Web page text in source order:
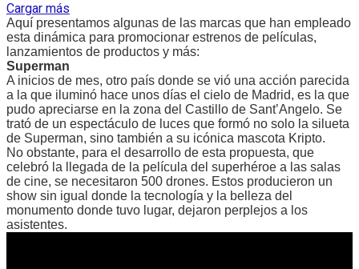
Cargar más
Aquí presentamos algunas de las marcas que han empleado
esta dinámica para promocionar estrenos de películas,
lanzamientos de productos y más:
Superman
A inicios de mes, otro país donde se vió una acción parecida
a la que iluminó hace unos días el cielo de Madrid, es la que
pudo apreciarse en la zona del Castillo de Sant’Angelo. Se
trató de un espectáculo de luces que formó no solo la silueta
de Superman, sino también a su icónica mascota Kripto.
No obstante, para el desarrollo de esta propuesta, que
celebró la llegada de la película del superhéroe a las salas
de cine, se necesitaron 500 drones. Estos producieron un
show sin igual donde la tecnología y la belleza del
monumento donde tuvo lugar, dejaron perplejos a los
asistentes.